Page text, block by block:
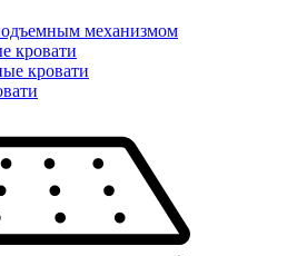
механизмом
кровати
кровати